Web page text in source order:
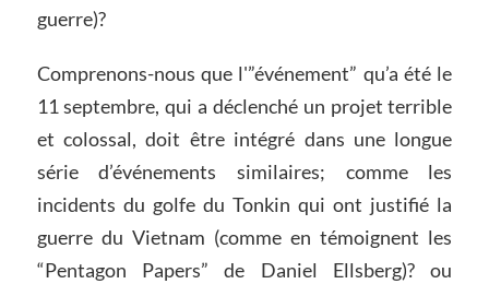
guerre)?
Comprenons-nous que l'”événement” qu’a été le
11 septembre, qui a déclenché un projet terrible
et colossal, doit être intégré dans une longue
série d’événements similaires; comme les
incidents du golfe du Tonkin qui ont justifié la
guerre du Vietnam (comme en témoignent les
“Pentagon Papers” de Daniel Ellsberg)? ou